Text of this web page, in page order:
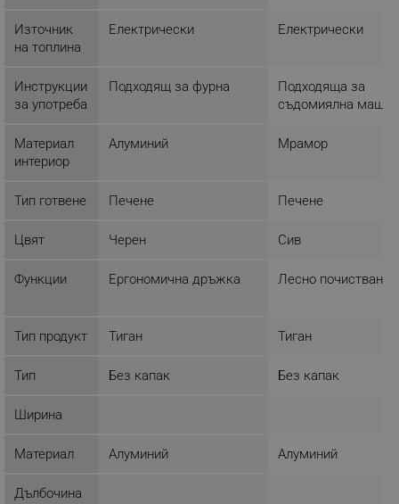
Източник
на топлина
Електрически Електрически
Инструкции
за употреба
Подходящ за фурна
Подходяща за
съдомиялна
Материал
интериор
Алуминий Мрамор
Тип готвене Печене Печене
Цвят Черен Сив
Функции Ергономична дръжка Лесно почистване
Тип продукт Тиган Тиган
Тип Без капак Без капак
Ширина
Материал Алуминий Алуминий
Дълбочина
Строго необходимо
Ефективност
Функционалност
потребителско влизане и управление на
акаунта. Уебсайтът не може да се използва
click_code_ps
_nzm_idnl_92166-7699
.alleop.bg
_nzm_noid_92166-7699